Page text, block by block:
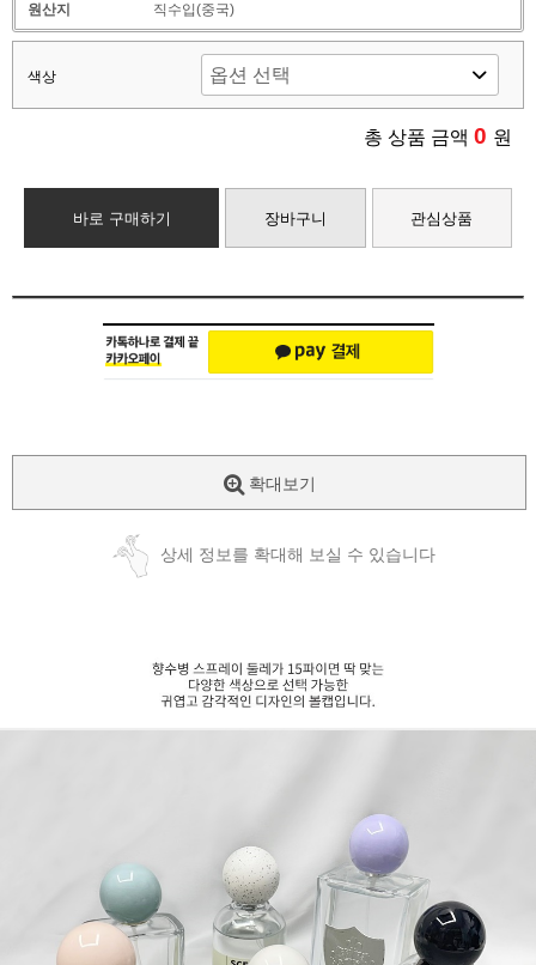
원산지 직수입(중국)
색상
총 상품 금액 0 원
바로 구매하기 장바구니 관심상품
확대보기
상세 정보를 확대해 보실 수 있습니다